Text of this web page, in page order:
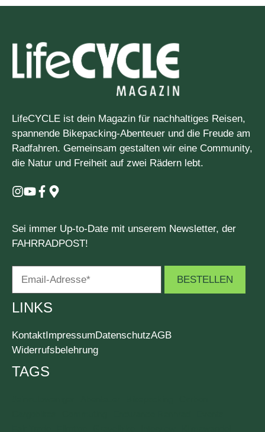
LifeCYCLE ist dein Magazin für nachhaltiges Reisen,
spannende Bikepacking-Abenteuer und die Freude am
Radfahren. Gemeinsam gestalten wir eine Community,
die Natur und Freiheit auf zwei Rädern lebt.
Sei immer Up-to-Date mit unserem Newsletter, der
FAHRRADPOST!
LINKS
Kontakt Impressum DatenschutzAGB
Widerrufsbelehrung
TAGS